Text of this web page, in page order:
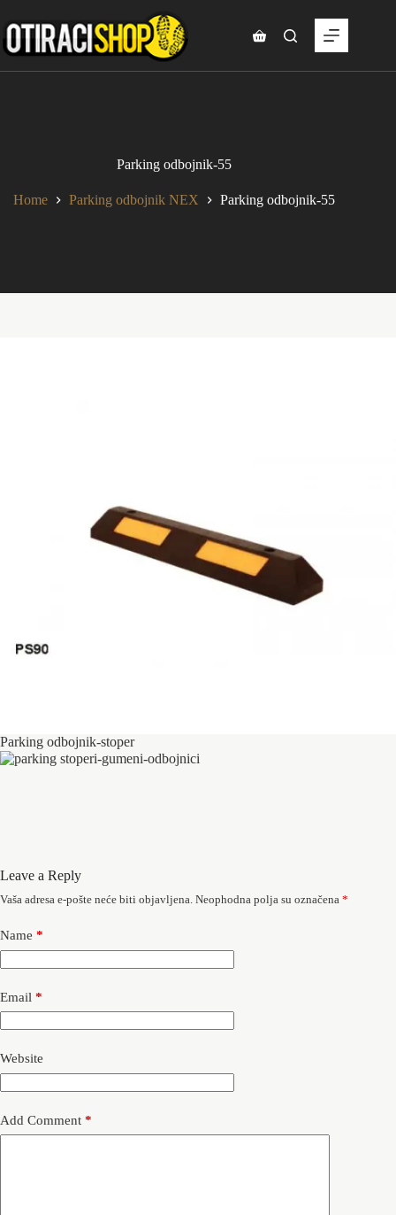
to
content
Shopping
Parking odbojnik-55
Home Parking odbojnik NEX Parking odbojnik-55
Parking odbojnik-stoper
Leave a Reply
Vaša adresa e-pošte neće biti objavljena. Neophodna polja su označena *
Name *
Email *
Website
Add Comment *